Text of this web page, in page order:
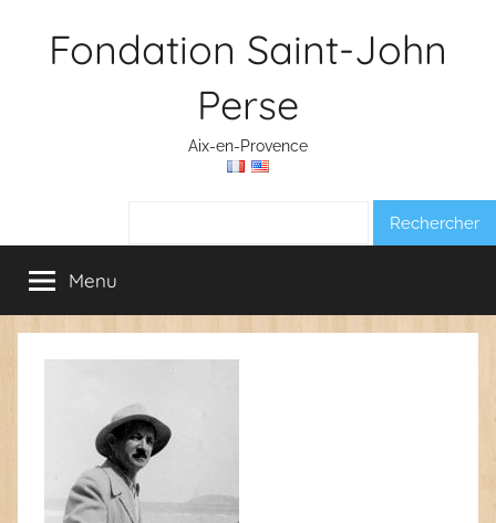
Fondation Saint-John
Perse
Aix-en-Provence
Menu